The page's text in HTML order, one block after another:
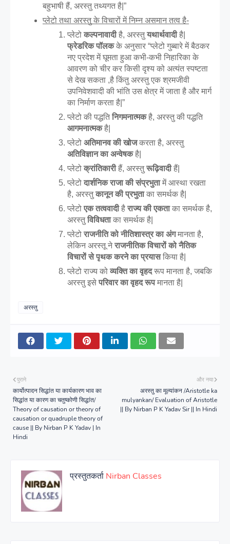
बहुभाषी हैं, अरस्तु तथ्यगत है|”
प्लेटो तथा अरस्तु के विचारों में निम्न असमान तत्व है-
प्लेटो कल्पनावादी है, अरस्तु यथार्थवादी
फ्रेडरिक पॉलक के अनुसार “प्लेटो गुब्बारे में बैठकर
नए प्रदेश में घूमता हुआ कभी-कभी निहारिका के
आवरण को चीर कर किसी दृश्य को अत्यंत स्पष्टता
से देख सकता ,है किंतु अरस्तु एक श्रमजीवी
उपनिवेशवादी की भांति उस क्षेत्र में जाता है और मार्ग
का निर्माण करता है|”
प्लेटो की पद्धति निगमनात्मक
है, अरस्तु की पद्धति
आगमनात्मक है|
प्लेटो अतिमानव की खोज
करता है, अरस्तु
अतिविज्ञान का अन्वेषक है|
प्लेटो क्रांतिकारी हैं, अरस्तु रूढ़िवादी हैं|
प्लेटो दार्शनिक राजा की संप्रभुता में आस्था रखता
है, अरस्तु कानून की प्रभुता का समर्थक है|
प्लेटो एक तत्ववादी है राज्य की एकता का समर्थक है,
अरस्तु विविधता का समर्थक है|
प्लेटो राजनीति को नीतिशास्त्र का अंग मानता है,
लेकिन अरस्तू ने राजनीतिक विचारों को नैतिक
विचारों से पृथक करने का प्रयास किया है|
प्लेटो राज्य को व्यक्ति का वृहद रूप मानता है, जबकि
अरस्तु इसे परिवार का वृहद रूप मानता है|
अरस्तु
और नया
अरस्तु का मूल्यांकन /Aristotle ka
mulyankan/ Evaluation of Aristotle
|| By Nirban P K Yadav Sir || In Hindi
पुराने
कार्योत्पादन सिद्धांत या कार्यकारण भाव का
सिद्धांत या कारण का चतुष्कोणी सिद्धांत/
Theory of causation or theory of
causation or quadruple theory of
cause || By Nirban P K Yadav | In
Hindi
प्रस्तुतकर्ता Nirban Classes